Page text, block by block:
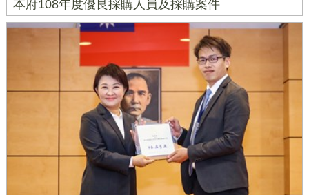
本府108年度優良採購人員及採購案件